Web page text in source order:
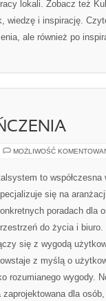
lokali. Zobacz też
wiedzę i inspirację.
ale również po
MOŻLIWOŚĆ
to
się na
poradach dla
do życia i
się z wygodą
z myślą o
rozumianego wygody.
dla